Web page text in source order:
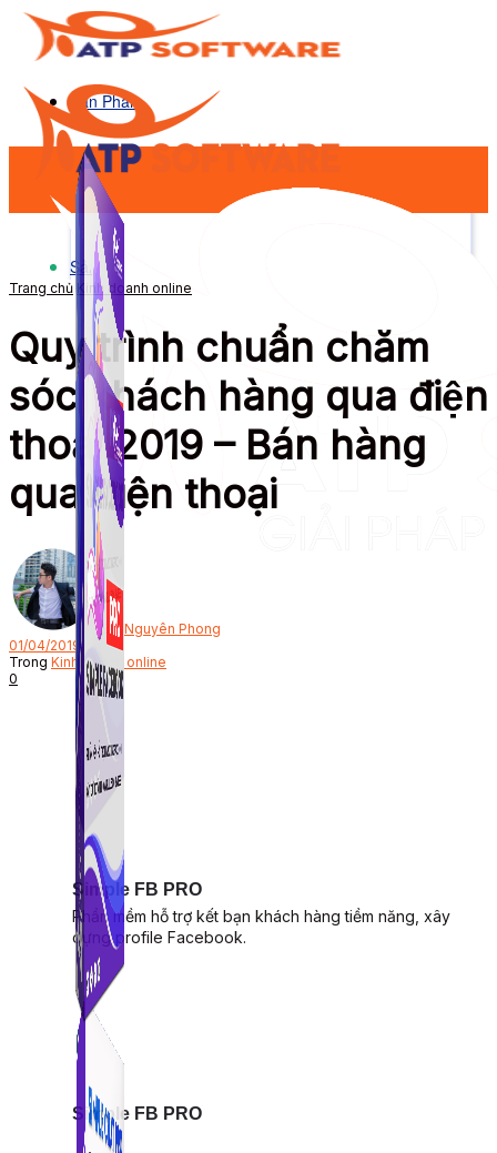
Sản Phẩm
Simple FB PRO
Phần mềm hỗ trợ kết bạn khách hàng tiềm năng, xây
dựng profile Facebook.
Sản Phẩm
Simple FB PRO
Trang chủ Kinh doanh online
Quy trình chuẩn chăm
sóc khách hàng qua điện
thoại 2019 – Bán hàng
qua điện thoại
Bởi Nguyên Phong
01/04/2019
Trong Kinh doanh online
0